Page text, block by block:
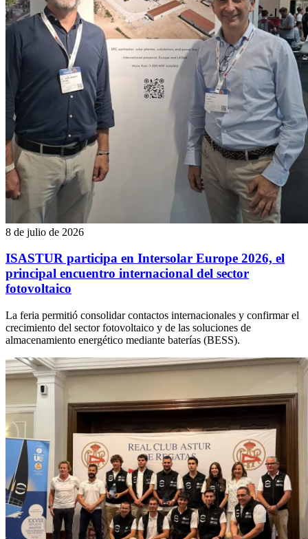
8 de julio de 2026
ISASTUR participa en Intersolar Europe 2026, el
principal encuentro internacional del sector
fotovoltaico
La feria permitió consolidar contactos internacionales y confirmar el
crecimiento del sector fotovoltaico y de las soluciones de
almacenamiento energético mediante baterías (BESS).